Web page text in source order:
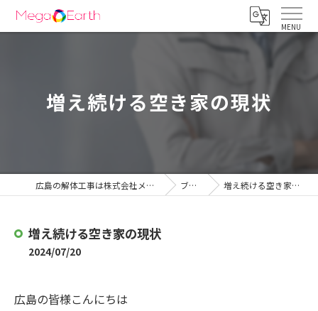
増え続ける空き家の現状
広島の解体工事は株式会社メガアース ブログ 増え続ける空き家の現状
増え続ける空き家の現状
2024/07/20
広島の皆様こんにちは